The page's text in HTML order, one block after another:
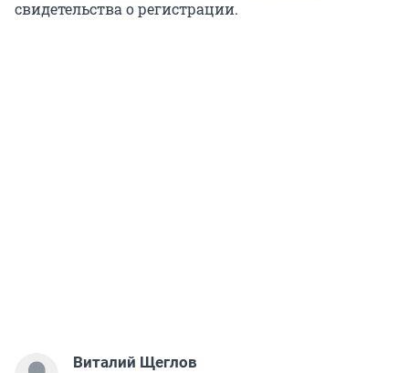
свидетельства о регистрации.
Виталий Щеглов